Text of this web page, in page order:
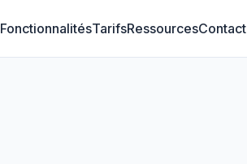
FonctionnalitésTarifsRessourcesContact